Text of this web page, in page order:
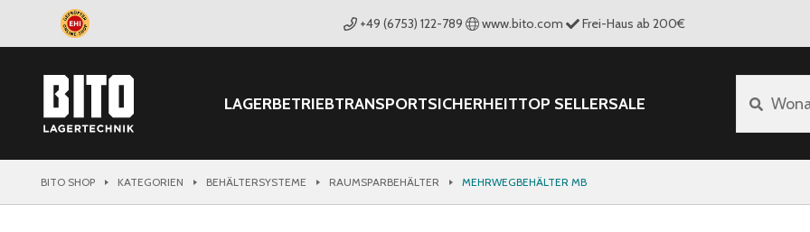
+49 (6753) 122-789 www.bito.com Frei-Haus ab 200€
LAGERBETRIEBTRANSPORTSICHERHEITTOP SELLERSALE
BITO SHOP KATEGORIEN BEHÄLTERSYSTEME RAUMSPARBEHÄLTER MEHRWEGBEHÄLTER MB